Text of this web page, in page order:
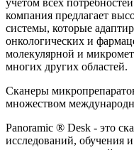
компания предлагает
системы, которые
онкологических и
молекулярной и
многих других областей.
Сканеры
множеством
Panoramic ® Desk - это
исследований, обучения